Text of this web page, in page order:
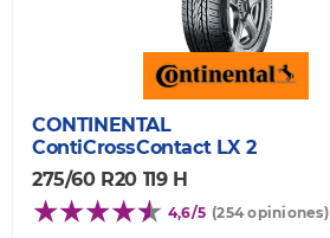
CONTINENTAL
ContiCrossContact LX 2
275/60 R20 119 H
4,6/5 (254 opiniones)